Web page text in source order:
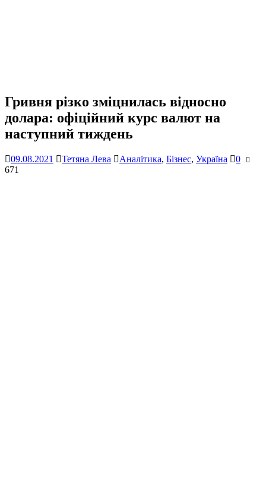
Гривня різко зміцнилась відносно
долара: офіційний курс валют на
наступний тиждень
09.08.2021 Тетяна Лева Аналітика, Бізнес, Україна
0
671